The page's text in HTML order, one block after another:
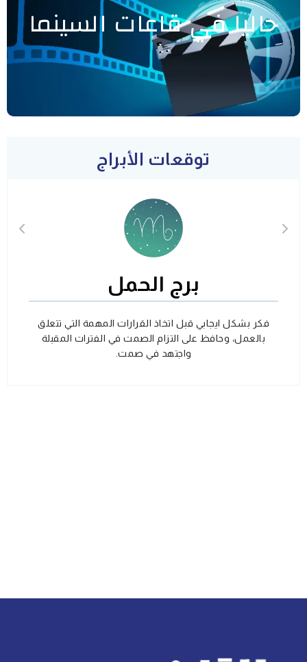
حاليا في قاعات السينما
توقعات الأبراج
برج الحمل
فكر بشكل ايجابي قبل اتخاذ القرارات المهمة التي تتعلق
بالعمل، وحافظ على التزام الصمت في الفترات المقبلة
واجتهد في صمت.